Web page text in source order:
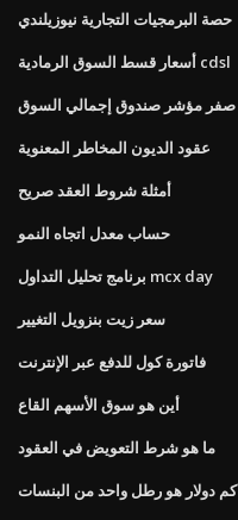
حصة البرمجيات التجارية نيوزيلندي
أسعار قسط السوق الرمادية cdsl
صفر مؤشر صندوق إجمالي السوق
عقود الديون المخاطر المعنوية
أمثلة شروط العقد صريح
حساب معدل اتجاه النمو
برنامج تحليل التداول mcx day
سعر زيت بنزويل التغيير
فاتورة كول للدفع عبر الإنترنت
أين هو سوق الأسهم القاع
ما هو شرط التعويض في العقود
كم دولار هو رطل واحد من البنسات